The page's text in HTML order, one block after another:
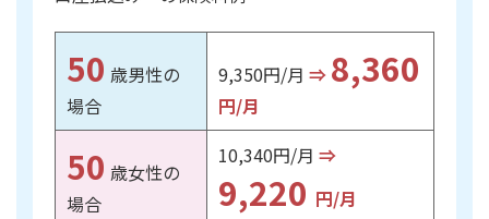
ログイン
ご契約内容の確認
お客さまに関する情報等の確認の取り組み
保険の探し方のポイント
保険かんたん診断
これからのライフイベントでかかる費用とは？
子育て
健康情報
財務情報
日本郵政グループとしての取り組み
採用情報
CM・オウンドメディア／ソーシャルメディア
採用情報
English
50 歳男性の
場合
9,350円/月 ⇒ 8,360
円/月
50 歳女性の
場合
10,340円/月 ⇒
9,220 円/月